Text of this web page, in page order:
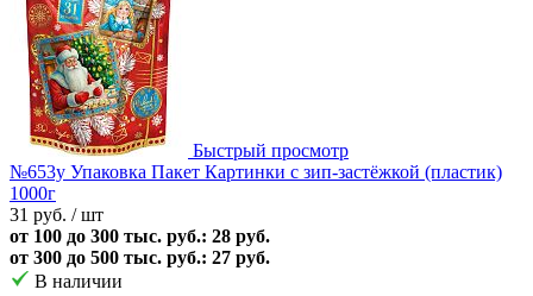
Быстрый просмотр
№653у Упаковка Пакет Картинки с зип-застёжкой (пластик)
1000г
31 руб. / шт
от 100 до 300 тыс. руб.: 28 руб.
от 300 до 500 тыс. руб.: 27 руб.
В наличии